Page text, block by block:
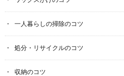
一人暮らしの掃除のコツ
処分・リサイクルのコツ
収納のコツ